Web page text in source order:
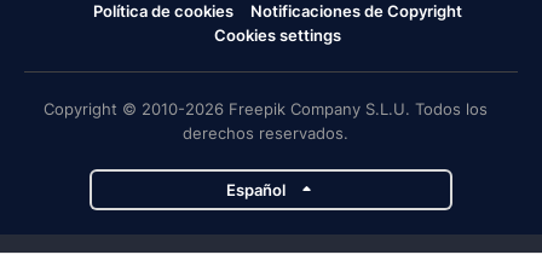
Política de cookies
Notificaciones de Copyright
Cookies settings
Copyright © 2010-2026 Freepik Company S.L.U. Todos los
derechos reservados.
Español